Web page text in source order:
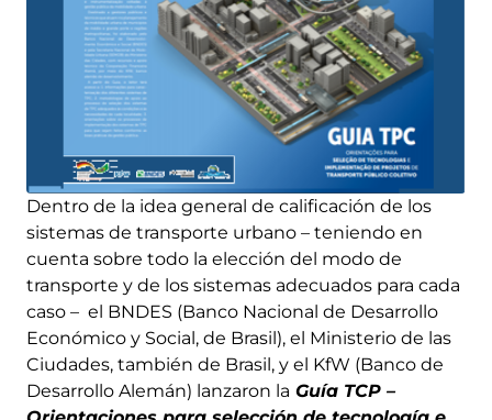
Dentro de la idea general de calificación de los
sistemas de transporte urbano – teniendo en
cuenta sobre todo la elección del modo de
transporte y de los sistemas adecuados para cada
caso – el BNDES (Banco Nacional de Desarrollo
Económico y Social, de Brasil), el Ministerio de las
Ciudades, también de Brasil, y el KfW (Banco de
Desarrollo Alemán) lanzaron la Guía TCP –